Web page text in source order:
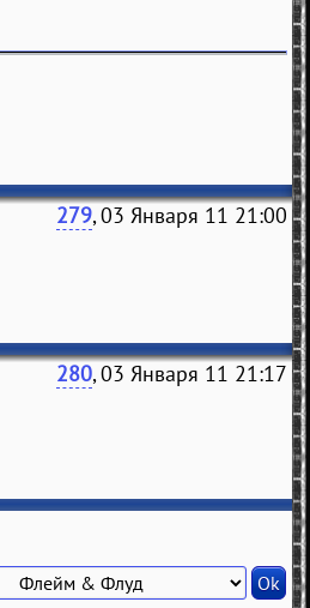
279, 03 Января 11 21:00
280, 03 Января 11 21:17